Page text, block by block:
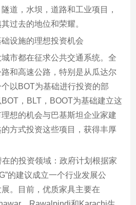
道，水坝，道路和工业项目，
过去的地位和荣耀。
设施的理想投资机会
市都在征求公共交通系统。全
和高速公路，特别是从瓜达尔
以BOT为基础进行投资的部
，BLT，BOOT为基础建立这
想的机会与巴基斯坦企业家建
方式投资这些项目，获得丰厚
的投资领域：政府计划根据家
的建议成立一个行业发展公
。目前，优质家具主要在